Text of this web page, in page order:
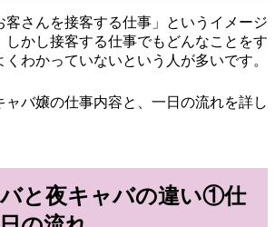
客さんを接客する仕事」というイメージ
しかし接客する仕事でもどんなことをす
わかっていないという人が多いです。
ャバ嬢の仕事内容と、一日の流れを詳し
と夜キャバの違い①仕